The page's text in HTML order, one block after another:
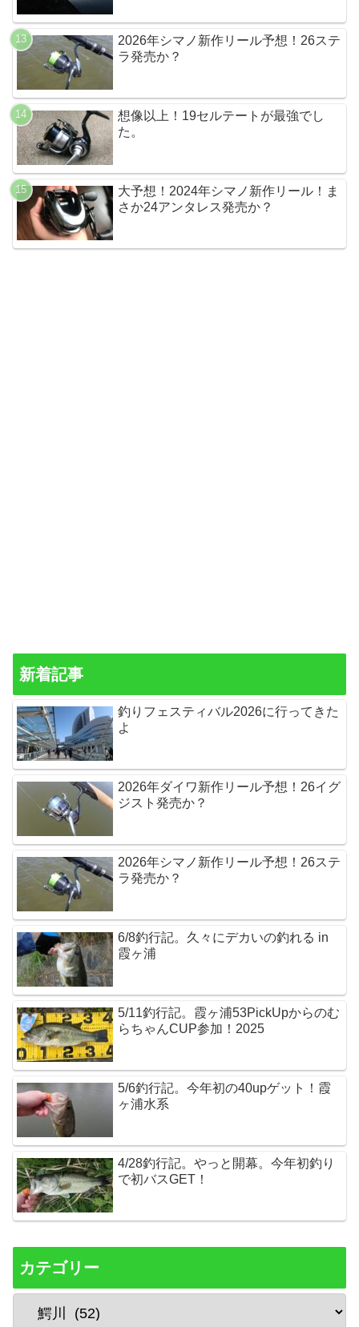
2026年シマノ新作リール予想！26ステ
ラ発売か？
想像以上！19セルテートが最強でし
た。
大予想！2024年シマノ新作リール！ま
さか24アンタレス発売か？
新着記事
釣りフェスティバル2026に行ってきた
よ
2026年ダイワ新作リール予想！26イグ
ジスト発売か？
2026年シマノ新作リール予想！26ステ
ラ発売か？
6/8釣行記。久々にデカいの釣れる in
霞ヶ浦
5/11釣行記。霞ヶ浦53PickUpからのむ
らちゃんCUP参加！2025
5/6釣行記。今年初の40upゲット！霞
ヶ浦水系
4/28釣行記。やっと開幕。今年初釣り
で初バスGET！
カテゴリー